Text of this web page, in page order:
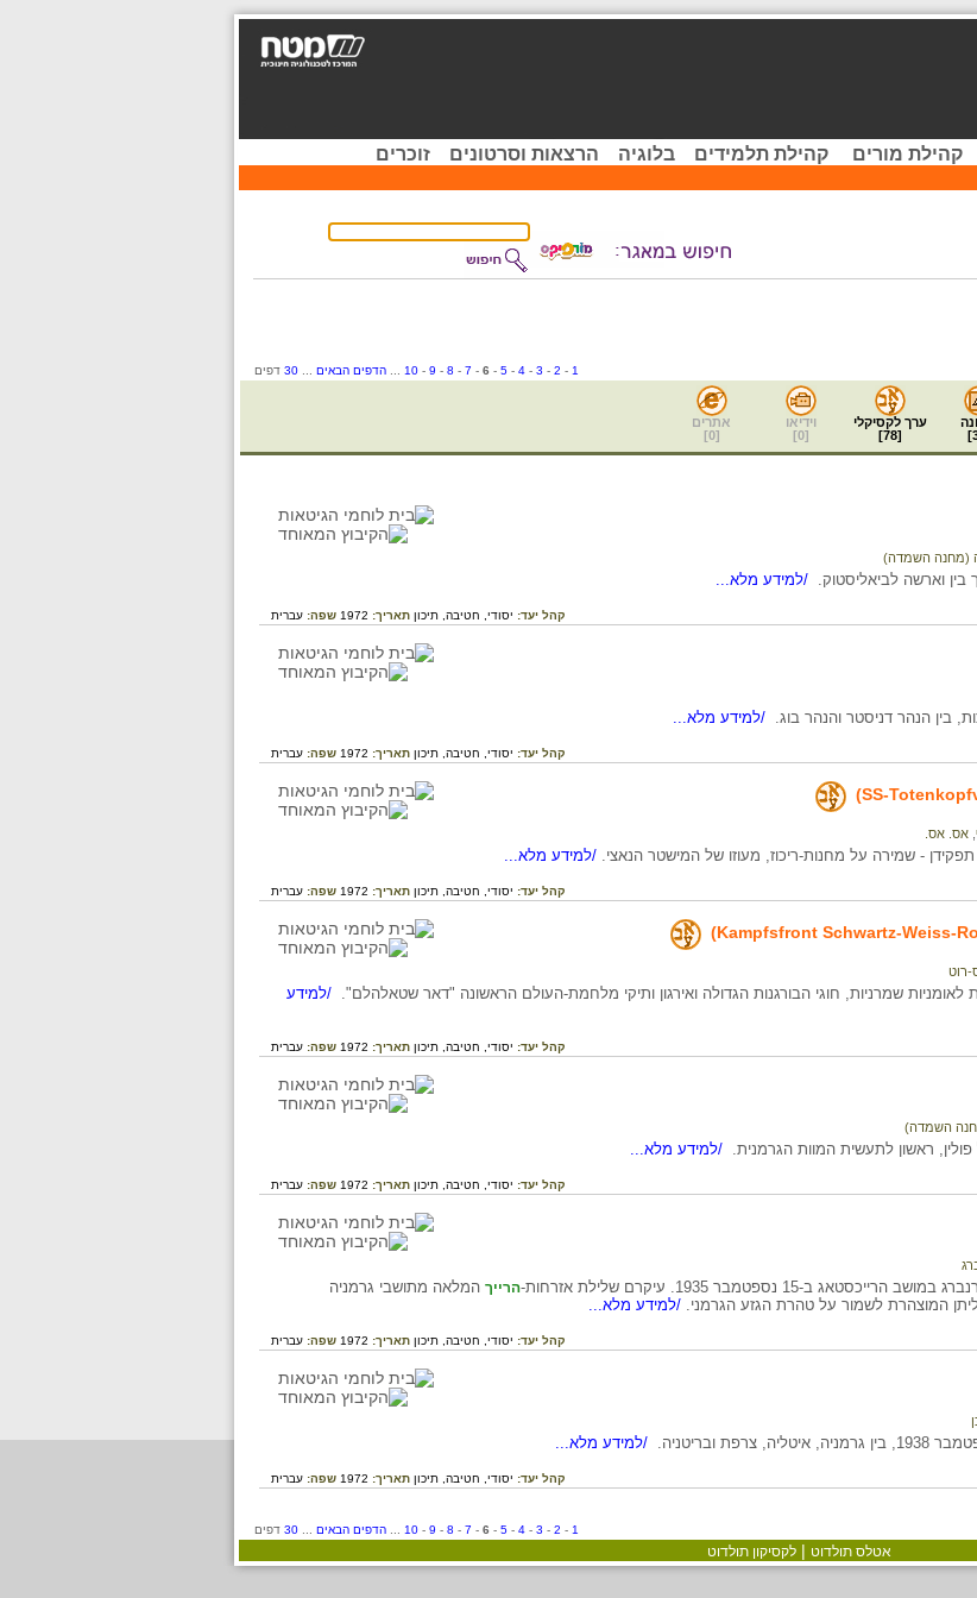
קהילת מורים קהילת תלמידים בלוגיה הרצאות וסרטונים זוכרים
1
-
2
-
3
-
4
-
5
-
6
-
7
-
8
-
9
-
10 הדפים הבאים 30 דפים
]
ערך לקסיקלי
[
78
]
וידיאו
[
0
]
אתרים
[
0
]
(מחנה השמדה)
וארשה לביאליסטוק. /למידע מלא...
קהל יעד: יסודי, חטיבה, תיכון תאריך: 1972 שפה: עברית
בין הנהר דניסטר והנהר בוג. /למידע מלא...
קהל יעד: יסודי, חטיבה, תיכון תאריך: 1972 שפה: עברית
אס. אס.
- שמירה על מחנות-ריכוז, מעוזו של המישטר הנאצי. /למידע מלא...
קהל יעד: יסודי, חטיבה, תיכון תאריך: 1972 שפה: עברית
רוט
לאומניות שמרניות, חוגי הבורגנות הגדולה ואירגון ותיקי מלחמת-העולם הראשונה "דאר שטאלהלם". /למידע
קהל יעד: יסודי, חטיבה, תיכון תאריך: 1972 שפה: עברית
השמדה)
ראשון לתעשית המוות הגרמנית. /למידע מלא...
קהל יעד: יסודי, חטיבה, תיכון תאריך: 1972 שפה: עברית
ב-15 נספטמבר 1935. עיקרם שלילת אזרחות- הרייך המלאה מתושבי גרמניה
המוצהרת לשמור על טהרת הגזע הגרמני. /למידע מלא...
קהל יעד: יסודי, חטיבה, תיכון תאריך: 1972 שפה: עברית
/למידע מלא...
קהל יעד: יסודי, חטיבה, תיכון תאריך: 1972 שפה: עברית
1
-
2
-
3
-
4
-
5
-
6
-
7
-
8
-
9
-
10 הדפים הבאים 30 דפים
אטלס תולדוט |לקסיקון תולדוט